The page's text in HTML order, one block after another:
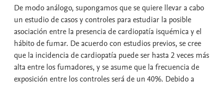
De modo análogo, supongamos que se quiere llevar a cabo
un estudio de casos y controles para estudiar la posible
asociación entre la presencia de cardiopatía isquémica y el
hábito de fumar. De acuerdo con estudios previos, se cree
que la incidencia de cardiopatía puede ser hasta 2 veces más
alta entre los fumadores, y se asume que la frecuencia de
exposición entre los controles será de un 40%. Debido a